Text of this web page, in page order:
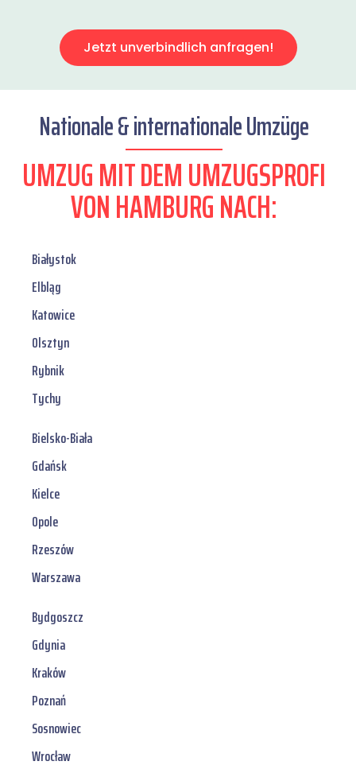
Jetzt unverbindlich anfragen!
Nationale & internationale Umzüge
UMZUG MIT DEM UMZUGSPROFI
VON HAMBURG NACH:
Białystok
Elbląg
Katowice
Olsztyn
Rybnik
Tychy
Bielsko-Biała
Gdańsk
Kielce
Opole
Rzeszów
Warszawa
Bydgoszcz
Gdynia
Kraków
Poznań
Sosnowiec
Wrocław